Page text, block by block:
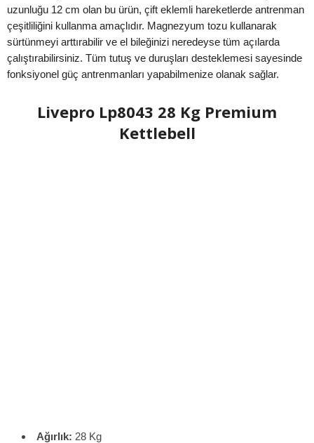
uzunluğu 12 cm olan bu ürün, çift eklemli hareketlerde antrenman
çeşitliliğini kullanma amaçlıdır. Magnezyum tozu kullanarak
sürtünmeyi arttırabilir ve el bileğinizi neredeyse tüm açılarda
çalıştırabilirsiniz. Tüm tutuş ve duruşları desteklemesi sayesinde
fonksiyonel güç antrenmanları yapabilmenize olanak sağlar.
Livepro Lp8043 28 Kg Premium
Kettlebell
Ağırlık: 28 Kg